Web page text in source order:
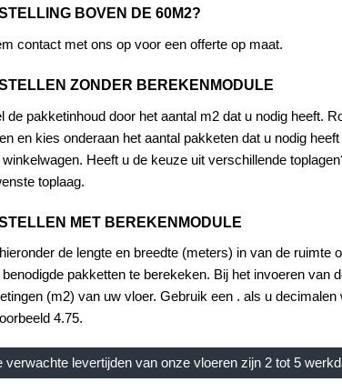
BOVEN DE 60M2?
contact met ons op voor een offerte op maat.
ZONDER BEREKENMODULE
de pakketinhoud door het aantal m2 dat u nodig heeft.
en kies onderaan het aantal pakketen dat u nodig
winkelwagen. Heeft u de keuze uit verschillende
toplaag.
MET BEREKENMODULE
de lengte en breedte (meters) in van de ruimte
pakketten te berekeken. Bij het invoeren van
(m2) van uw vloer. Gebruik een . als u decimalen
4.75.
verwachte levertijden van onze vloeren zijn 2 tot 5